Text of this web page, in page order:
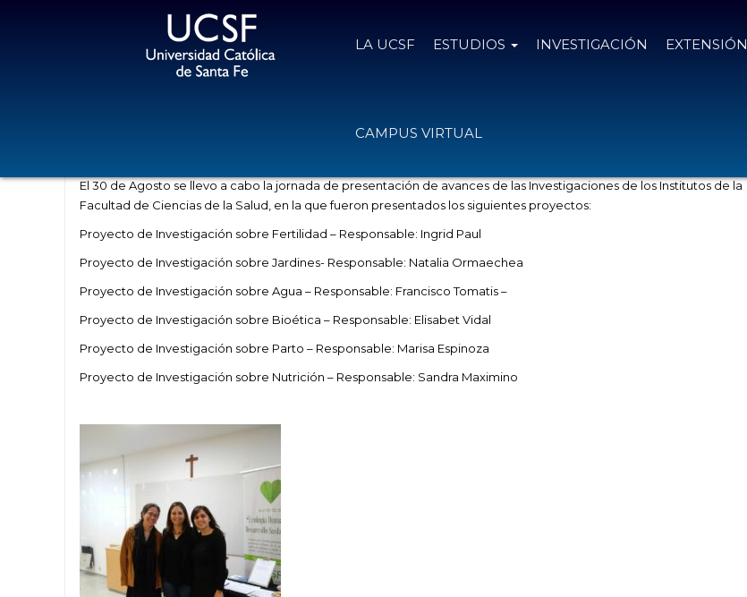
LA UCSF ESTUDIOS INVESTIGACIÓN EXTENSIÓN
CAMPUS VIRTUAL
El 30 de Agosto se llevo a cabo la jornada de presentación de avances de las Investigaciones de los Institutos de la
Facultad de Ciencias de la Salud, en la que fueron presentados los siguientes proyectos:
Proyecto de Investigación sobre Fertilidad – Responsable: Ingrid Paul
Proyecto de Investigación sobre Jardines- Responsable: Natalia Ormaechea
Proyecto de Investigación sobre Agua – Responsable: Francisco Tomatis –
Proyecto de Investigación sobre Bioética – Responsable: Elisabet Vidal
Proyecto de Investigación sobre Parto – Responsable: Marisa Espinoza
Proyecto de Investigación sobre Nutrición – Responsable: Sandra Maximino